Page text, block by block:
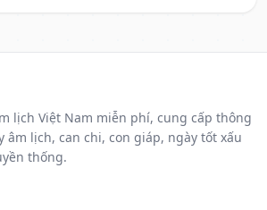
lịch Việt Nam miễn phí, cung cấp thông
âm lịch, can chi, con giáp, ngày tốt xấu
thống.